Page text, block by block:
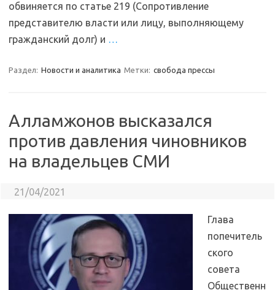
обвиняется по статье 219 (Сопротивление
представителю власти или лицу, выполняющему
гражданский долг) и …
Раздел: Новости и аналитика Метки: свобода прессы
Алламжонов высказался
против давления чиновников
на владельцев СМИ
21/04/2021
Глава
попечитель
ского
совета
Общественн